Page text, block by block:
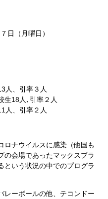
日（月曜日）
人、引率３人
生18人､引率２人
人、引率２人
ロナウイルスに感染（他国も
の会場であったマックスプラ
という状況の中でのプログラ
レーボールの他、テコンドー